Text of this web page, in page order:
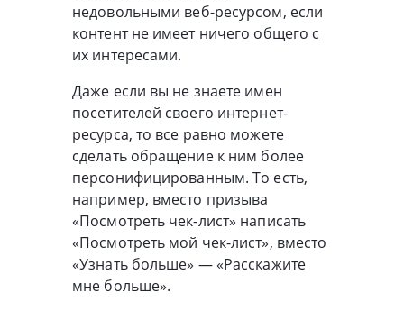
недовольными веб-ресурсом, если
контент не имеет ничего общего с
их интересами.
Даже если вы не знаете имен
посетителей своего интернет-
ресурса, то все равно можете
сделать обращение к ним более
персонифицированным. То есть,
например, вместо призыва
«Посмотреть чек-лист» написать
«Посмотреть мой чек-лист», вместо
«Узнать больше» — «Расскажите
мне больше».